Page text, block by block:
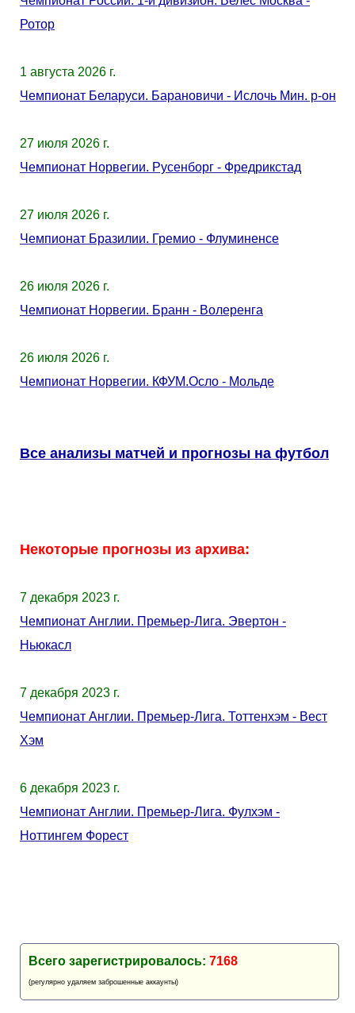
Ротор
1 августа 2026 г.
Чемпионат Беларуси. Барановичи - Ислочь Мин. р-он
27 июля 2026 г.
Чемпионат Норвегии. Русенборг - Фредрикстад
27 июля 2026 г.
Чемпионат Бразилии. Гремио - Флуминенсе
26 июля 2026 г.
Чемпионат Норвегии. Бранн - Волеренга
26 июля 2026 г.
Чемпионат Норвегии. КФУМ.Осло - Мольде
Все анализы матчей и прогнозы на футбол
Некоторые прогнозы из архива:
7 декабря 2023 г.
Чемпионат Англии. Премьер-Лига. Эвертон -
Ньюкасл
7 декабря 2023 г.
Чемпионат Англии. Премьер-Лига. Тоттенхэм - Вест
Хэм
6 декабря 2023 г.
Чемпионат Англии. Премьер-Лига. Фулхэм -
Ноттингем Форест
Всего зарегистрировалось: 7168
(регулярно удаляем заброшенные аккаунты)